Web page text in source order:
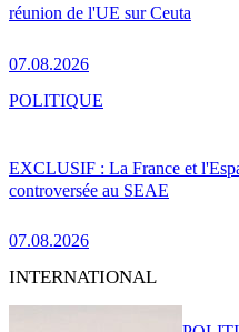
réunion de l'UE sur Ceuta
07.08.2026
EXCLUSIF : La France et
controversée au SEAE
07.08.2026
POLITIQUE
INTERNATIONAL